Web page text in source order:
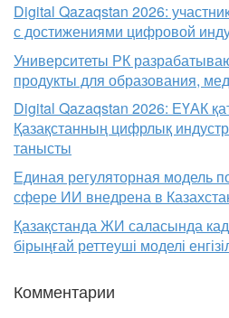
Digital Qazaqstan 2026:
с достижениями цифровой
Университеты РК
продукты для образования,
Digital Qazaqstan 2026: ЕҮАК
Қазақстанның цифрлық
танысты
Единая регуляторная модель
сфере ИИ внедрена в
Қазақстанда ЖИ саласында
бірыңғай реттеуші моделі
Комментарии